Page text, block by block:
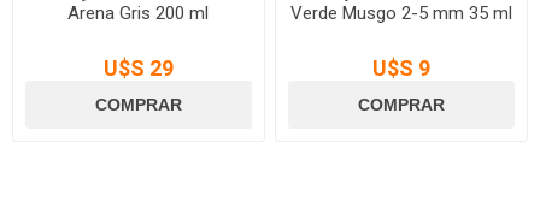
Arena Gris 200 ml
U$S 29
Verde Musgo 2-5 mm 35 ml
U$S 9